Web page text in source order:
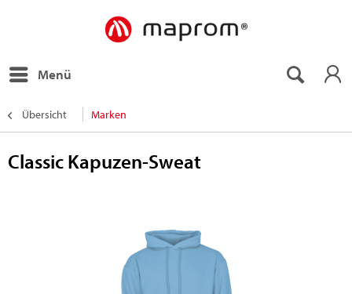
Menü
Übersicht Marken
Classic Kapuzen-Sweat